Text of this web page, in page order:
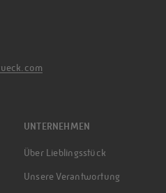
UNTERNEHMEN
Über Lieblingsstück
Unsere Verantwortung